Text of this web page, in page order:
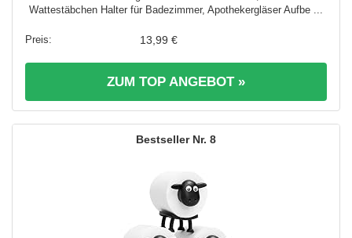
Wattestäbchen Halter für Badezimmer, Apothekergläser Aufbe ...
13,99 €
ZUM TOP ANGEBOT »
8